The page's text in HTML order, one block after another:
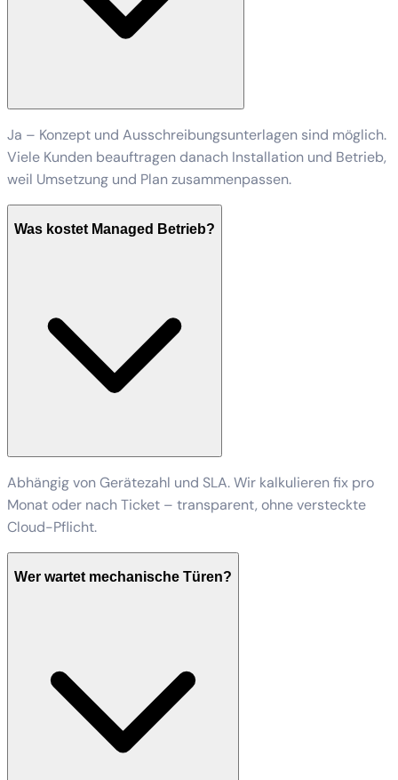
Ja – Konzept und Ausschreibungsunterlagen sind möglich.
Viele Kunden beauftragen danach Installation und Betrieb,
weil Umsetzung und Plan zusammenpassen.
Was kostet Managed Betrieb?
Abhängig von Gerätezahl und SLA. Wir kalkulieren fix pro
Monat oder nach Ticket – transparent, ohne versteckte
Cloud-Pflicht.
Wer wartet mechanische Türen?